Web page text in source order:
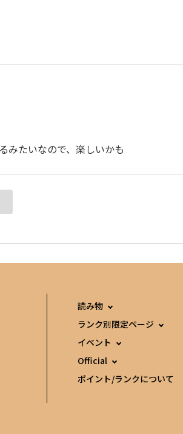
みたいなので、楽しいかも
読み物
ランク別限定ページ
イベント
Official
ポイント/ランクについて